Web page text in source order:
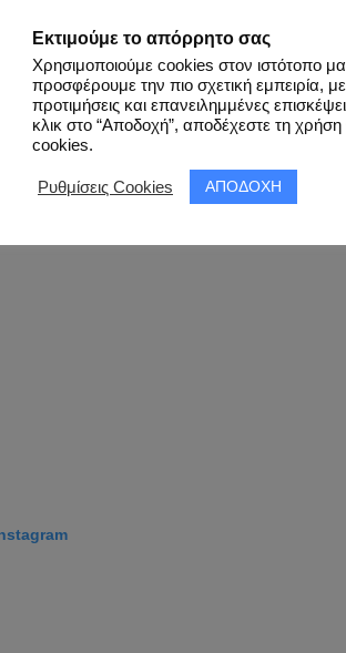
εφαρμογής make up που
Εκτιμούμε το απόρρητο σας
Χρησιμοποιούμε cookies στον ιστότοπο
προσφέρουμε την πιο σχετική εμπειρία,
προτιμήσεις και επανειλημμένες
κλικ στο “Αποδοχή”, αποδέχεστε τη
cookies.
Ρυθμίσεις Cookies ΑΠΟΔΟΧΗ